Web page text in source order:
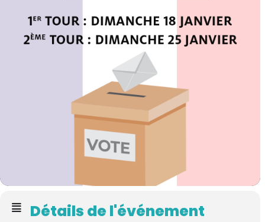
Détails de l'événement